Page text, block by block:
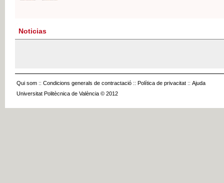
Noticias
Qui som :: Condicions generals de contractació :: Política de privacitat :: Ajuda
Universitat Politècnica de València © 2012